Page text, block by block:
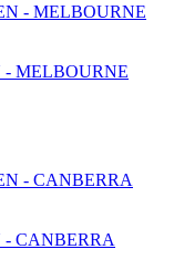
- MELBOURNE
- CANBERRA